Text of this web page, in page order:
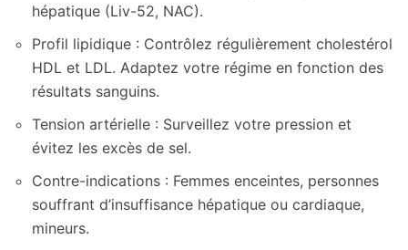
hépatique (Liv-52, NAC).
Profil lipidique : Contrôlez régulièrement cholestérol
HDL et LDL. Adaptez votre régime en fonction des
résultats sanguins.
Tension artérielle : Surveillez votre pression et
évitez les excès de sel.
Contre-indications : Femmes enceintes, personnes
souffrant d’insuffisance hépatique ou cardiaque,
mineurs.